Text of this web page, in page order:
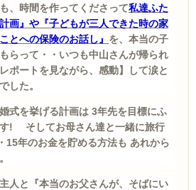
、時間を作ってくださって私達ふた
画』や『子どもが三人できた時の家
とへの保険のお話し』 を、本当の子
らって・・いつも中山さんが帰られ
ポートを見ながら、感動】して涙と
した。
式を挙げる計画は 3年先を目標にふ
す! そしてお母さん達と一緒に旅行
15年のお金を貯める方法も あれから
人と『本当のお父さんが、そばにい